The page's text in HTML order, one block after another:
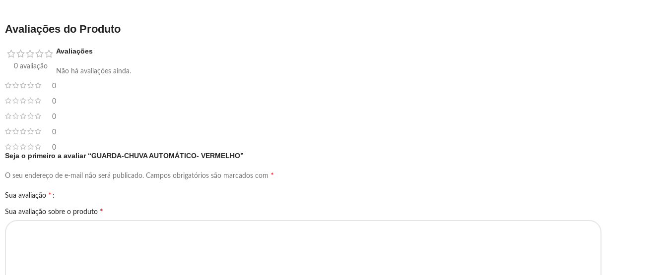
Avaliações do Produto
0 avaliação
0
0
0
0
0
Avaliações
Não há avaliações ainda.
Seja o primeiro a avaliar “GUARDA-CHUVA AUTOMÁTICO- VERMELHO”
O seu endereço de e-mail não será publicado. Campos obrigatórios são marcados com *
Sua avaliação *
Sua avaliação sobre o produto *